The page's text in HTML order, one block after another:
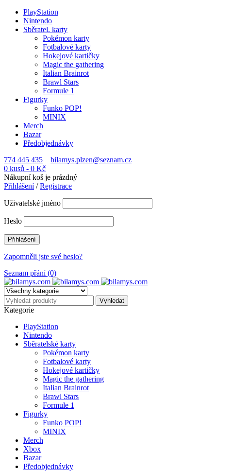
PlayStation
Nintendo
Sběratel. karty
Pokémon karty
Fotbalové karty
Hokejové kartičky
Magic the gathering
Italian Brainrot
Brawl Stars
Formule 1
Figurky
Funko POP!
MINIX
Merch
Bazar
Předobjednávky
774 445 435
bilamys.plzen@seznam.cz
0 kusů - 0 Kč
Nákupní koš je prázdný
Přihlášení/Registrace
Uživatelské jméno
Heslo
Zapomněli jste své heslo?
Seznam přání (0)
Kategorie
PlayStation
Nintendo
Sběratelské karty
Pokémon karty
Fotbalové karty
Hokejové kartičky
Magic the gathering
Italian Brainrot
Brawl Stars
Formule 1
Figurky
Funko POP!
MINIX
Merch
Xbox
Bazar
Předobjednávky